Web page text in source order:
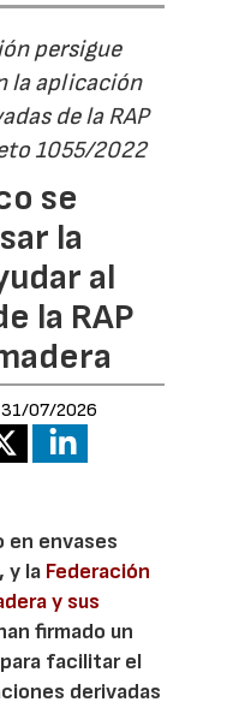
persigue
la aplicación
de la RAP
1055/2022
se
la
al
la RAP
31/07/2026
en envases
y la Federación
y sus
firmado un
facilitar el
derivadas